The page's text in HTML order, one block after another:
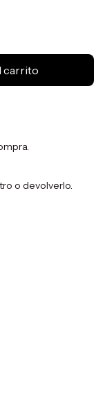
o devolverlo.